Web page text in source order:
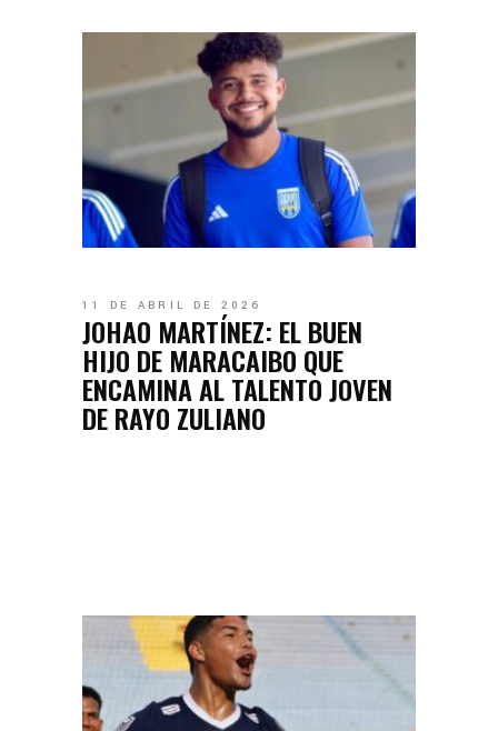
11 DE ABRIL DE 2026
JOHAO MARTÍNEZ: EL BUEN
HIJO DE MARACAIBO QUE
ENCAMINA AL TALENTO JOVEN
DE RAYO ZULIANO